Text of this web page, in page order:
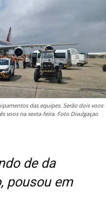
das equipes. Serão dois voos
voos na sexta-feira. Foto Divulgaçao
de da
pousou em